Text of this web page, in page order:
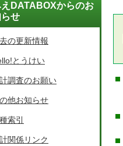
DATABOXからのお
せ
の更新情報
とうけい
調査のお願い
他お知らせ
索引
関係リンク